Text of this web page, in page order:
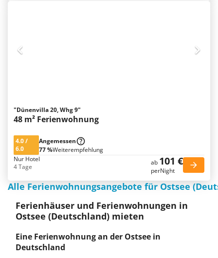
"Dünenvilla 20, Whg 9"
48 m² Ferienwohnung
4.0/
6.0
Angemessen
77 %Weiterempfehlung
Nur Hotel
4 Tage
ab 101 €
perNight
Alle Ferienwohnungsangebote für Ostsee
Ferienhäuser und Ferienwohnungen in
Ostsee (Deutschland) mieten
Eine Ferienwohnung an der Ostsee in
Deutschland